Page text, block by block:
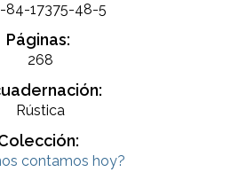
84-17375-48-5
Páginas:
268
Rústica
contamos hoy?